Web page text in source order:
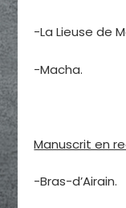
-La Lieuse de
-Macha.
Manuscrit en
-Bras-d’Airain.